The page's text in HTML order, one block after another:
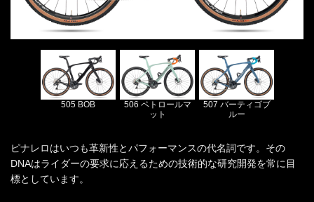
505 BOB
506 ペトロールマ
ット
507 バーティゴブ
ルー
ピナレロはいつも革新性とパフォーマンスの代名詞です。その
DNAはライダーの要求に応えるための技術的な研究開発を常に目
標としています。